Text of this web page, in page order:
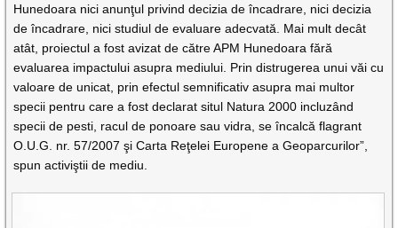
Hunedoara nici anunţul privind decizia de încadrare, nici decizia
de încadrare, nici studiul de evaluare adecvată. Mai mult decât
atât, proiectul a fost avizat de către APM Hunedoara fără
evaluarea impactului asupra mediului. Prin distrugerea unui văi cu
valoare de unicat, prin efectul semnificativ asupra mai multor
specii pentru care a fost declarat situl Natura 2000 incluzând
specii de pesti, racul de ponoare sau vidra, se încalcă flagrant
O.U.G. nr. 57/2007 şi Carta Reţelei Europene a Geoparcurilor”,
spun activiştii de mediu.